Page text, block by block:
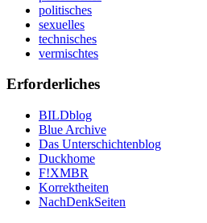
politisches
sexuelles
technisches
vermischtes
Erforderliches
BILDblog
Blue Archive
Das Unterschichtenblog
Duckhome
F!XMBR
Korrektheiten
NachDenkSeiten